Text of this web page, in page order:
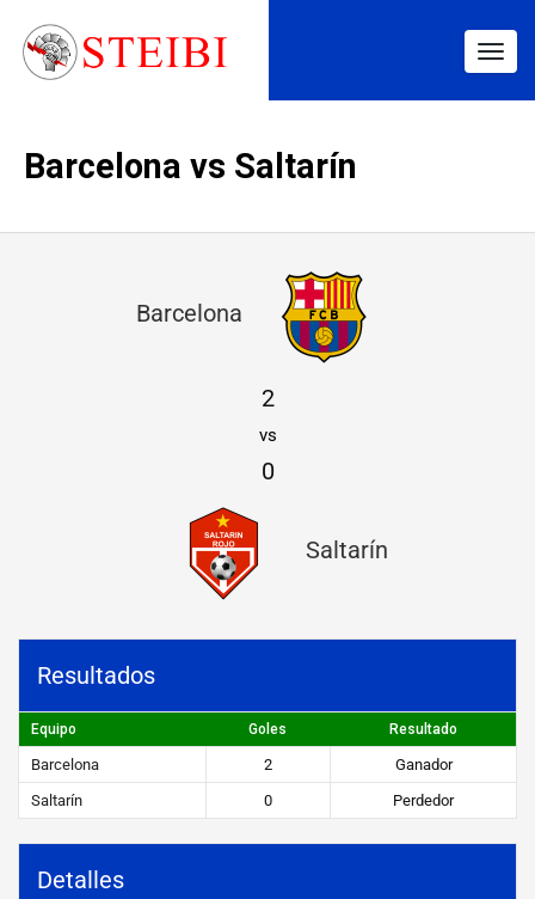
Barcelona vs Saltarín
v
S
t
Barcelona
2
vs
0
Saltarín
Resultados
Equipo Goles Resultado
Barcelona 2
Ganador
Saltarín
0 Perdedor
Detalles